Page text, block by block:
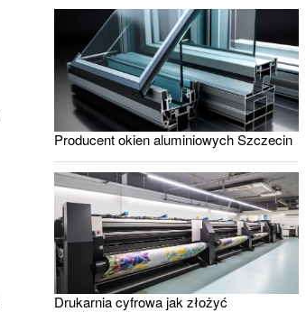
Producent okien aluminiowych Szczecin
Drukarnia cyfrowa jak złożyć